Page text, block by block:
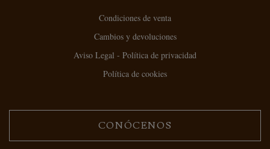
Condiciones de venta
Cambios y devoluciones
Aviso Legal - Política de privacidad
Política de cookies
CONÓCENOS